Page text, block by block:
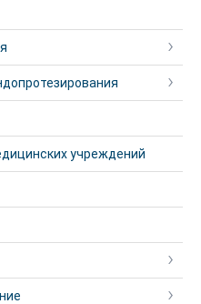
учреждений